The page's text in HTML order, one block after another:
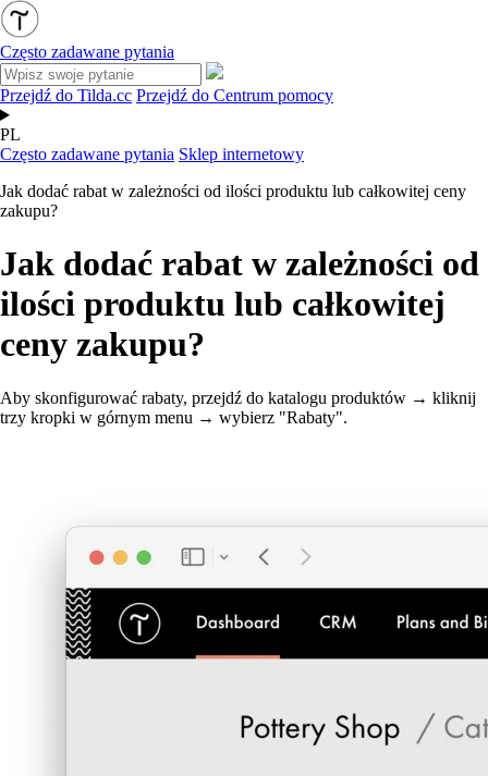
Często zadawane pytania
Przejdź do Tilda.cc Przejdź do Centrum pomocy
PL
Często zadawane pytania Sklep internetowy
Jak dodać rabat w zależności od ilości produktu lub całkowitej ceny
zakupu?
Jak dodać rabat w zależności od
ilości produktu lub całkowitej
ceny zakupu?
Aby skonfigurować rabaty, przejdź do katalogu produktów → kliknij
trzy kropki w górnym menu → wybierz "Rabaty".